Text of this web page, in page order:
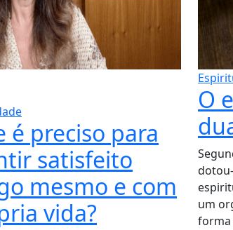
é preciso para
satisfeito
mesmo e com
vida?
O
um
forma